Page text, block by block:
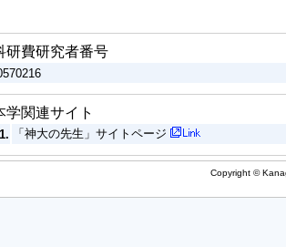
研費研究者番号
学関連サイト
1. 「神大の先生」サイトページ
Copyright ©